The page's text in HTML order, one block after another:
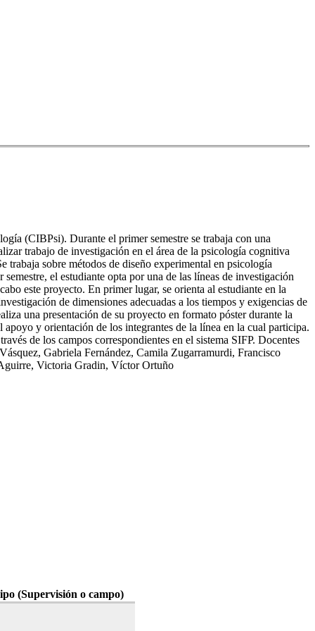
(CIBPsi). Durante el primer semestre se trabaja con una
trabajo de investigación en el área de la psicología cognitiva
trabaja sobre métodos de diseño experimental en psicología
el estudiante opta por una de las líneas de investigación
este proyecto. En primer lugar, se orienta al estudiante en la
de dimensiones adecuadas a los tiempos y exigencias de
una presentación de su proyecto en formato póster durante la
y orientación de los integrantes de la línea en la cual participa.
de los campos correspondientes en el sistema SIFP. Docentes
Gabriela Fernández, Camila Zugarramurdi, Francisco
Victoria Gradin, Víctor Ortuño
(Supervisión o campo)